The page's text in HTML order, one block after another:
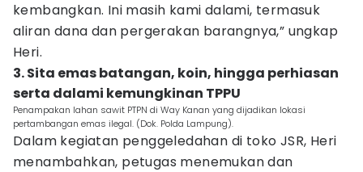
kembangkan. Ini masih kami dalami, termasuk
aliran dana dan pergerakan barangnya,” ungkap
Heri.
3. Sita emas batangan, koin, hingga perhiasan
serta dalami kemungkinan TPPU
Penampakan lahan sawit PTPN di Way Kanan yang dijadikan lokasi
pertambangan emas ilegal. (Dok. Polda Lampung).
Dalam kegiatan penggeledahan di toko JSR, Heri
menambahkan, petugas menemukan dan